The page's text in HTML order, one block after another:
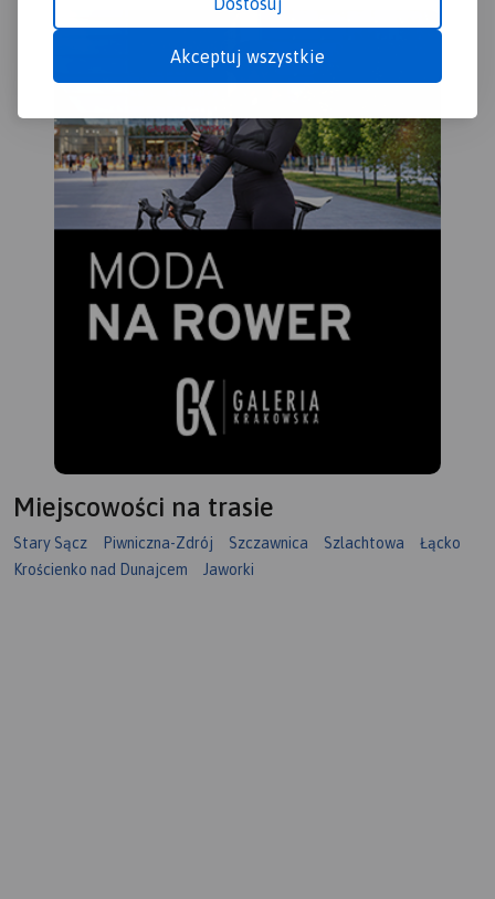
Akceptuj wszystkie
Miejscowości na trasie
Stary Sącz Piwniczna-Zdrój Szczawnica Szlachtowa
Łącko
Krościenko nad Dunajcem
Jaworki